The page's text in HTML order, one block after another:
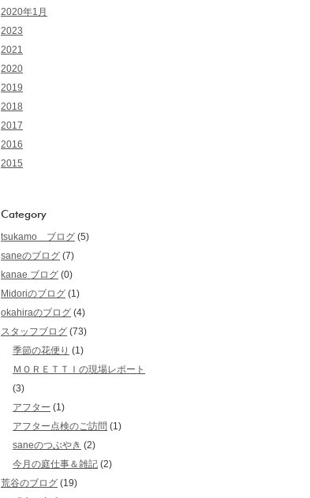
2020年1月
2023
2021
2020
2019
2018
2017
2016
2015
Category
tsukamo ブログ (5)
saneのブログ (7)
kanae ブログ (0)
Midoriのブログ (1)
okahiraのブログ (4)
スタッフブログ (73)
季節の花便り (1)
ＭＯＲＥＴＴＩの現場レポート
(3)
アフター (1)
アフター点検のご訪問 (1)
saneのつぶやき (2)
今月の庭仕事＆雑記 (2)
荒谷のブログ (19)